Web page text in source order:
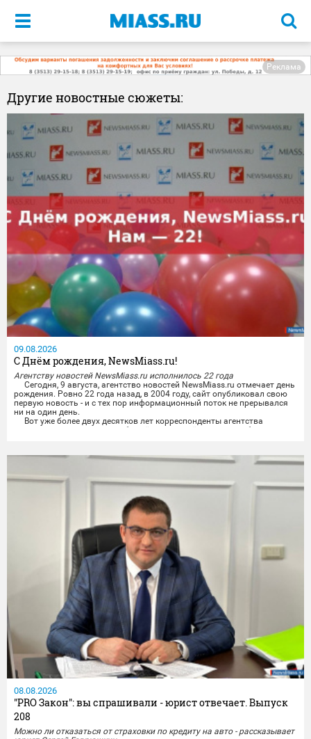
Меню
Реклама
Другие новостные сюжеты:
09.08.2026
С Днём рождения, NewsMiass.ru!
Агентству новостей NewsMiass.ru исполнилось 22 года
Сегодня, 9 августа, агентство новостей NewsMiass.ru отмечает день
рождения. Ровно 22 года назад, в 2004 году, сайт опубликовал свою
первую новость - и с тех пор информационный поток не прерывался
ни на один день.
Вот уже более двух десятков лет корреспонденты агентства
рассказывают читателям обо всём, чем живёт город: о работе власти
08.08.2026
"PRO Закон": вы спрашивали - юрист отвечает. Выпуск
208
Можно ли отказаться от страховки по кредиту на авто - рассказывает